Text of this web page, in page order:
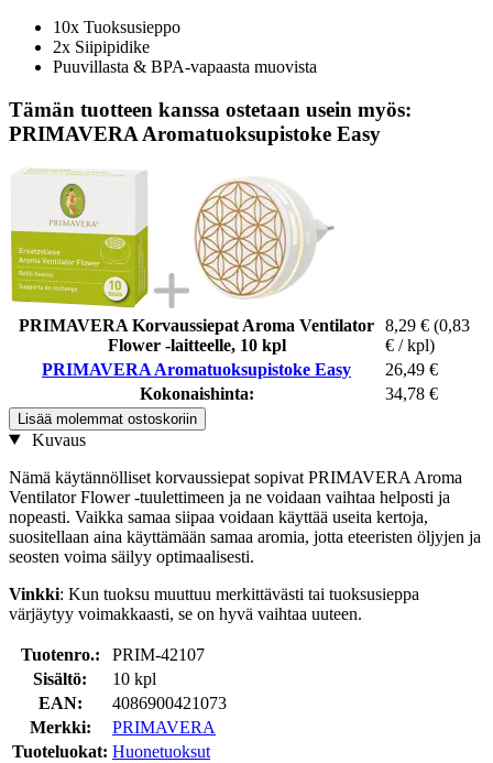
10x Tuoksusieppo
2x Siipipidike
Puuvillasta & BPA-vapaasta muovista
Tämän tuotteen kanssa ostetaan usein myös:
PRIMAVERA Aromatuoksupistoke Easy
PRIMAVERA Korvaussiepat Aroma Ventilator
Flower -laitteelle, 10 kpl
8,29 € (0,83
€ / kpl)
PRIMAVERA Aromatuoksupistoke Easy
26,49 €
Kokonaishinta:
34,78 €
Lisää molemmat ostoskoriin
Kuvaus
Nämä käytännölliset korvaussiepat sopivat PRIMAVERA Aroma
Ventilator Flower -tuulettimeen ja ne voidaan vaihtaa helposti ja
nopeasti. Vaikka samaa siipaa voidaan käyttää useita kertoja,
suositellaan aina käyttämään samaa aromia, jotta eteeristen öljyjen ja
seosten voima säilyy optimaalisesti.
Vinkki: Kun tuoksu muuttuu merkittävästi tai tuoksusieppa
värjäytyy voimakkaasti, se on hyvä vaihtaa uuteen.
Tuotenro.:
PRIM-42107
Sisältö:
10 kpl
EAN:
4086900421073
Merkki:
PRIMAVERA
Tuoteluokat: Huonetuoksut